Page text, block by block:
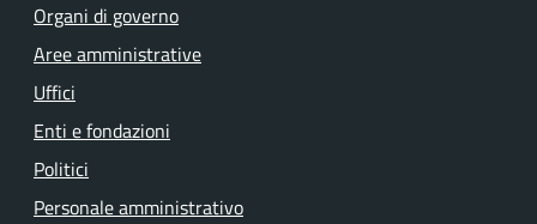
Organi di governo
Aree amministrative
Uffici
Enti e fondazioni
Politici
Personale amministrativo